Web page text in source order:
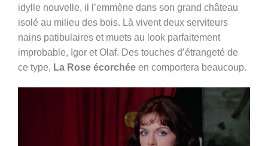
idylle nouvelle, il l’emmène dans son grand château
isolé au milieu des bois. Là vivent deux serviteurs
nains patibulaires et muets au look parfaitement
improbable, Igor et Olaf. Des touches d’étrangeté de
ce type, La Rose écorchée en comportera beaucoup.